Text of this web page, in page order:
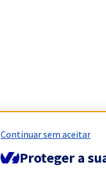
Continuar sem aceitar
Proteger a